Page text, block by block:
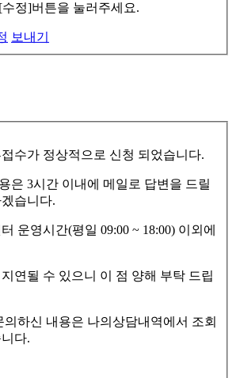
정]버튼을 눌러주세요.
보내기
수가 정상적으로 신청 되었습니다.
은 3시간 이내에 메일로 답변을 드릴
습니다.
운영시간(평일 09:00 ~ 18:00) 이외에
연될 수 있으니 이 점 양해 부탁 드립
의하신 내용은 나의상담내역에서 조회
다.